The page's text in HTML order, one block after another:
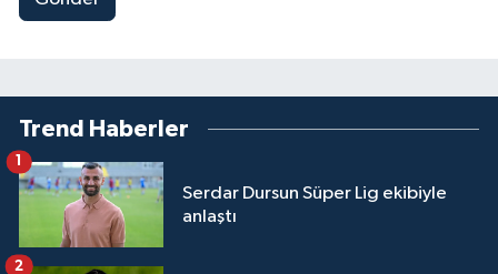
Trend Haberler
Serdar Dursun Süper Lig ekibiyle
anlaştı
2